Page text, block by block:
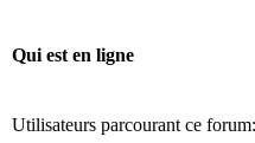
Qui est en ligne
Utilisateurs parcourant ce